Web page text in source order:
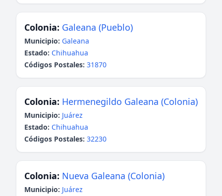
Colonia: Galeana (Pueblo)
Municipio: Galeana
Estado: Chihuahua
Códigos Postales: 31870
Colonia: Hermenegildo Galeana (Colonia)
Municipio: Juárez
Estado: Chihuahua
Códigos Postales: 32230
Colonia: Nueva Galeana (Colonia)
Municipio: Juárez